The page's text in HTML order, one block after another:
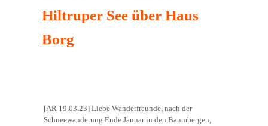
Hiltruper See über Haus
Borg
[AR 19.03.23] Liebe Wanderfreunde, nach der
Schneewanderung Ende Januar in den Baumbergen,